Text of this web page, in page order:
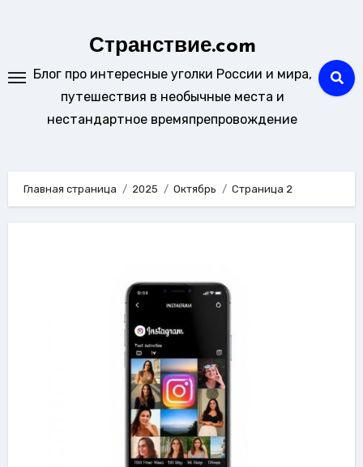
Странствие.com
Блог про интересные уголки России и мира,
путешествия в необычные места и
нестандартное времяпрепровождение
Главная страница 2025 Октябрь Страница 2